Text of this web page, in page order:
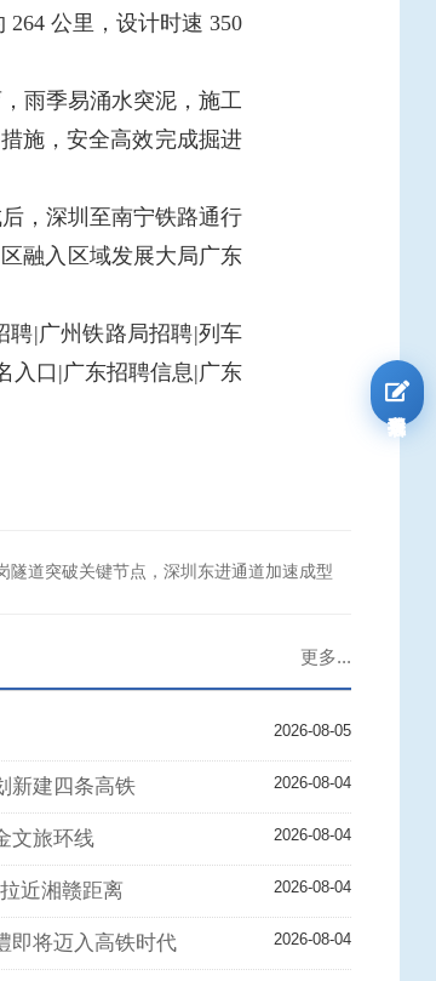
公里，设计时速 350
雨季易涌水突泥，施工
施，安全高效完成掘进
，深圳至南宁铁路通行
融入区域发展大局广东
聘|广州铁路局招聘|列车
入口|广东招聘信息|广东
隧道突破关键节点，深圳东进通道加速成型
更多...
2026-08-05
新建四条高铁 2026-08-04
文旅环线 2026-08-04
近湘赣距离 2026-08-04
即将迈入高铁时代 2026-08-04
我要报名